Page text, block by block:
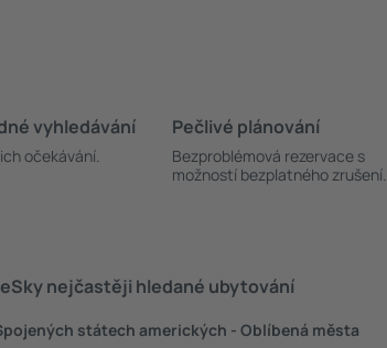
vyhledávání
očekávání.
Pečlivé plánování
Bezproblémová rezervace s
možností bezplatného zrušení.
nejčastěji hledané ubytování
státech amerických - Oblíbená města